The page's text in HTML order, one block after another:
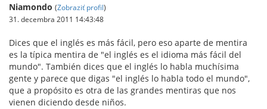
Niamondo (Zobraziť profil)
31. decembra 2011 14:43:48
Dices que el inglés es más fácil, pero eso aparte de mentira
es la típica mentira de "el inglés es el idioma más fácil del
mundo". También dices que el inglés lo habla muchísima
gente y parece que digas "el inglés lo habla todo el mundo",
que a propósito es otra de las grandes mentiras que nos
vienen diciendo desde niños.